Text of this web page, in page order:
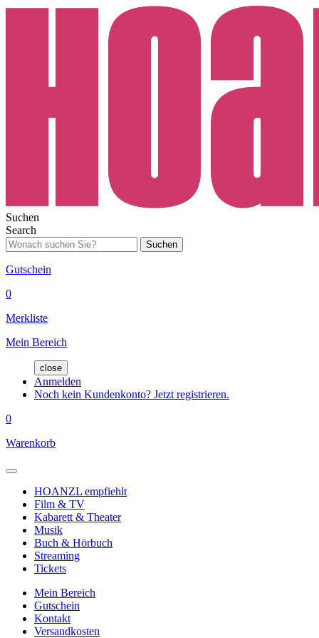
Suchen
Search
Suchen
Gutschein
0
Merkliste
Mein Bereich
close
Anmelden
Noch kein Kundenkonto? Jetzt registrieren.
0
Warenkorb
HOANZL empfiehlt
Film & TV
Kabarett & Theater
Musik
Buch & Hörbuch
Streaming
Tickets
Mein Bereich
Gutschein
Kontakt
Versandkosten